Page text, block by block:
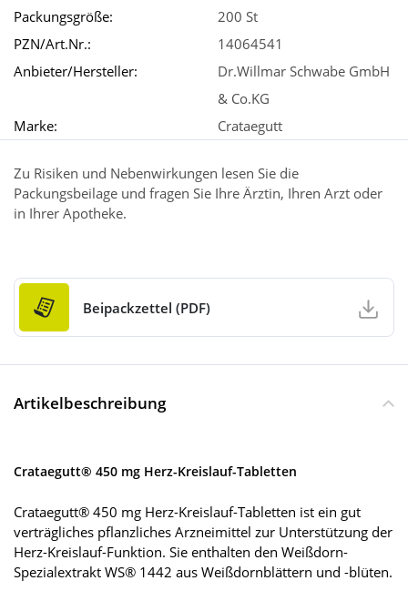
Packungsgröße:
200 St
PZN/Art.Nr.:
14064541
Anbieter/Hersteller:
Dr.Willmar Schwabe GmbH
& Co.KG
Marke:
Crataegutt
Zu Risiken und Nebenwirkungen lesen Sie die
Packungsbeilage und fragen Sie Ihre Ärztin, Ihren Arzt oder
in Ihrer Apotheke.
Beipackzettel (PDF)
Artikelbeschreibung
Crataegutt® 450 mg Herz-Kreislauf-Tabletten
Crataegutt® 450 mg Herz-Kreislauf-Tabletten ist ein gut
verträgliches pflanzliches Arzneimittel zur Unterstützung der
Herz-Kreislauf-Funktion. Sie enthalten den Weißdorn-
Spezialextrakt WS® 1442 aus Weißdornblättern und -blüten.